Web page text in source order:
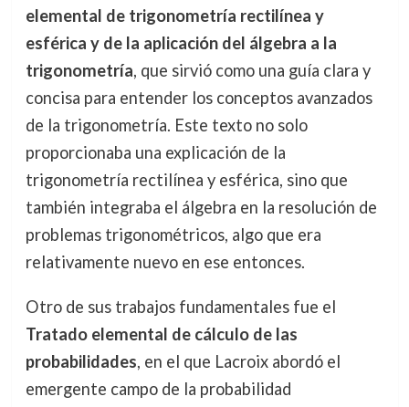
elemental de trigonometría rectilínea y
esférica y de la aplicación del álgebra a la
trigonometría, que sirvió como una guía clara y
concisa para entender los conceptos avanzados
de la trigonometría. Este texto no solo
proporcionaba una explicación de la
trigonometría rectilínea y esférica, sino que
también integraba el álgebra en la resolución de
problemas trigonométricos, algo que era
relativamente nuevo en ese entonces.
Otro de sus trabajos fundamentales fue el
Tratado elemental de cálculo de las
probabilidades, en el que Lacroix abordó el
emergente campo de la probabilidad